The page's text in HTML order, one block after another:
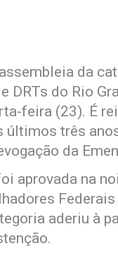
da
DRTs do Rio
feira (23). É
três
da
aprovada na
aderiu à